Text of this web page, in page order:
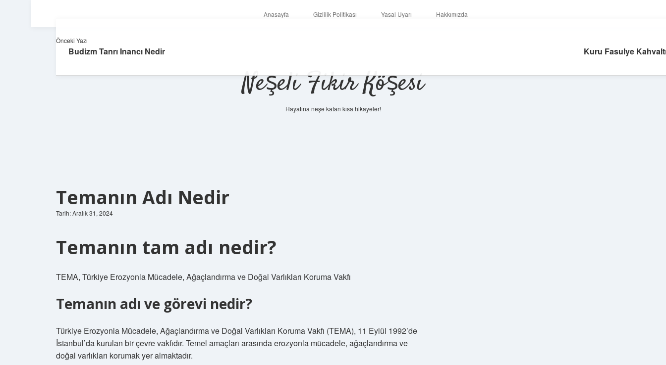
Anasayfa Gizlilik Politikası Yasal Uyarı Hakkımızda
Neşeli Fikir Köşesi
Hayatına neşe katan kısa hikayeler!
Temanın Adı Nedir
Tarih: Aralık 31, 2024
Temanın tam adı nedir?
TEMA, Türkiye Erozyonla Mücadele, Ağaçlandırma ve Doğal Varlıkları Koruma Vakfı
Temanın adı ve görevi nedir?
Türkiye Erozyonla Mücadele, Ağaçlandırma ve Doğal Varlıkları Koruma Vakfı (TEMA), 11 Eylül 1992’de
İstanbul’da kurulan bir çevre vakfıdır. Temel amaçları arasında erozyonla mücadele, ağaçlandırma ve
doğal varlıkları korumak yer almaktadır.
Önceki Yazı
Budizm Tanrı Inancı Nedir Kuru Fasulye